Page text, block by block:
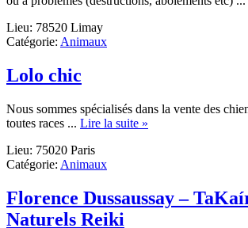
Lieu: 78520 Limay
Catégorie: Animaux
Lolo chic
Nous sommes spécialisés dans la vente des
toutes races ... Lire la suite »
Lieu: 75020 Paris
Catégorie: Animaux
Florence Dussaussay –
Naturels Reiki